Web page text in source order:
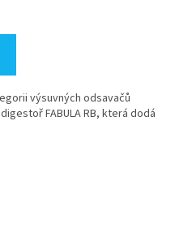
výsuvných odsavačů
FABULA RB, která dodá